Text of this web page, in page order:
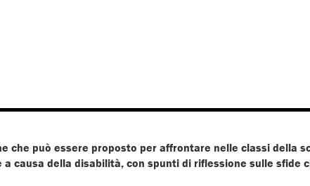
che può essere proposto per affrontare nelle classi della
causa della disabilità, con spunti di riflessione sulle sfide